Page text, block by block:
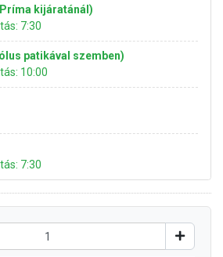
kijáratánál)
7:30
patikával szemben)
10:00
7:30